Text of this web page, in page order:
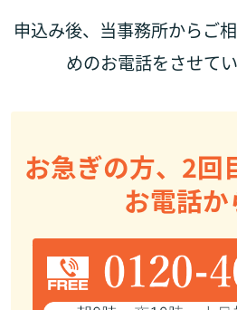
申込み後、当事務所からご
めのお電話をさせてい
お急ぎの方、2回
お電話か